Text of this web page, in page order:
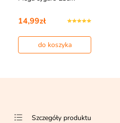
14,99zł
do koszyka
Szczegóły produktu